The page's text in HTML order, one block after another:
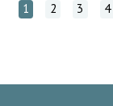
1 2 3 4